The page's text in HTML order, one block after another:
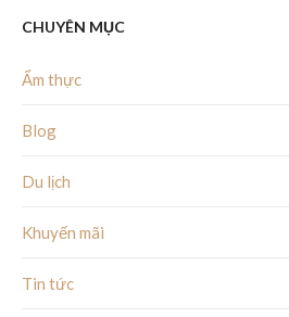
CHUYÊN MỤC
Ẩm thực
Blog
Du lịch
Khuyến mãi
Tin tức